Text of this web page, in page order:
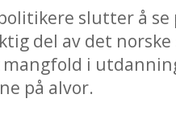
slutter å
del av det
i
på alvor.